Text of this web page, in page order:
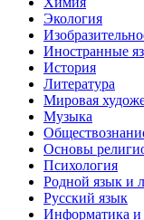
Экология
Иностранные
История
Литература
Мировая
Музыка
Основы
Психология
Родной язык и
Русский язык
Информатика